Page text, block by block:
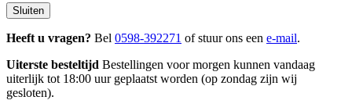
Sluiten
Heeft u vragen? Bel 0598-392271 of stuur ons een e-mail.
Uiterste besteltijd Bestellingen voor morgen kunnen vandaag
uiterlijk tot 18:00 uur geplaatst worden (op zondag zijn wij
gesloten).